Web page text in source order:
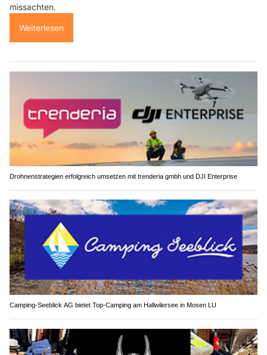
missachten.
Weiterlesen
Drohnenstrategien erfolgreich umsetzen mit trenderia gmbh und DJI Enterprise
Camping-Seeblick AG bietet Top-Camping am Hallwilersee in Mosen LU